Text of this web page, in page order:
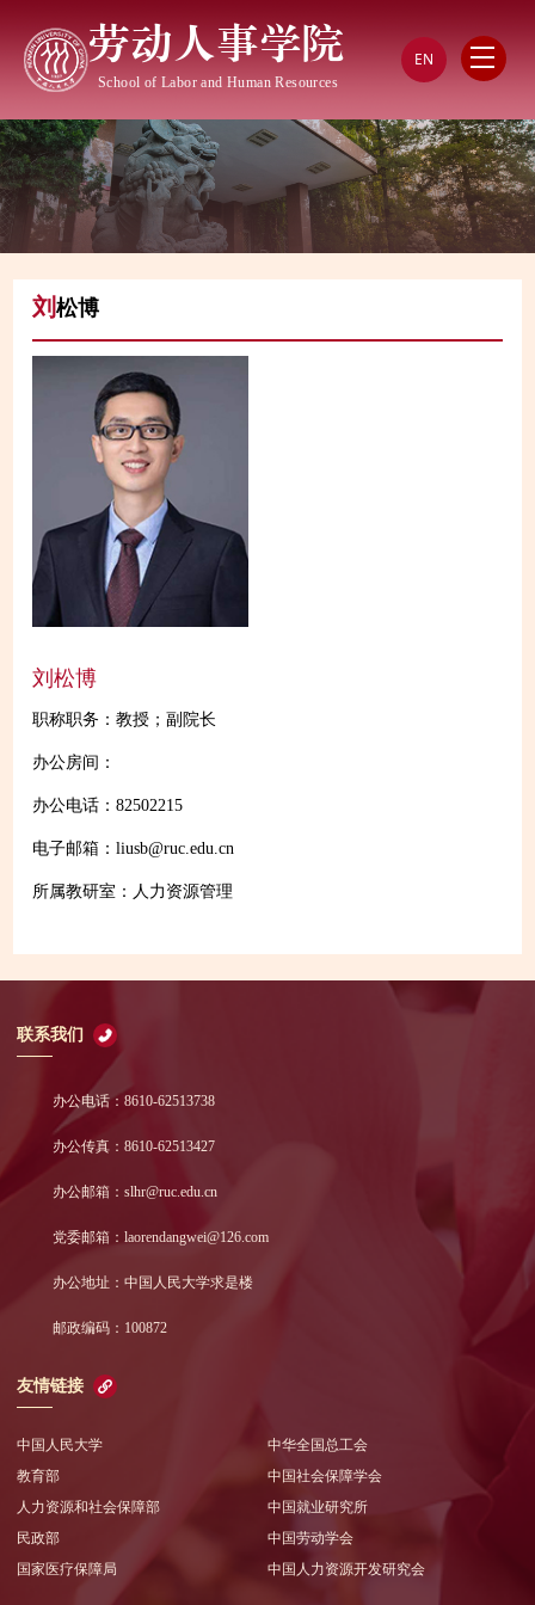
劳动人事学院
School of Labor and Human Resources
EN
刘 松博
刘松博
职称职务：教授；副院长
办公房间：
办公电话：82502215
电子邮箱：liusb@ruc.edu.cn
所属教研室：人力资源管理
联系我们
办公电话：8610-62513738
办公传真：8610-62513427
办公邮箱：slhr@ruc.edu.cn
党委邮箱：laorendangwei@126.com
办公地址：中国人民大学求是楼
邮政编码：100872
友情链接
中国人民大学
教育部
人力资源和社会保障部
民政部
国家医疗保障局
中华全国总工会
中国社会保障学会
中国就业研究所
中国劳动学会
中国人力资源开发研究会